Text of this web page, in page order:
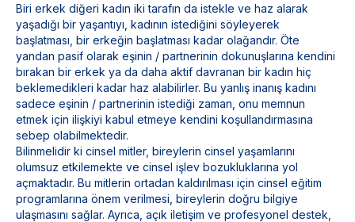
Biri erkek diğeri kadın iki tarafın da istekle ve haz alarak
yaşadığı bir yaşantıyı, kadının istediğini söyleyerek
başlatması, bir erkeğin başlatması kadar olağandır. Öte
yandan pasif olarak eşinin / partnerinin dokunuşlarına kendini
bırakan bir erkek ya da daha aktif davranan bir kadın hiç
beklemedikleri kadar haz alabilirler. Bu yanlış inanış kadını
sadece eşinin / partnerinin istediği zaman, onu memnun
etmek için ilişkiyi kabul etmeye kendini koşullandırmasına
sebep olabilmektedir.
Bilinmelidir ki cinsel mitler, bireylerin cinsel yaşamlarını
olumsuz etkilemekte ve cinsel işlev bozukluklarına yol
açmaktadır. Bu mitlerin ortadan kaldırılması için cinsel eğitim
programlarına önem verilmesi, bireylerin doğru bilgiye
ulaşmasını sağlar. Ayrıca, açık iletişim ve profesyonel destek,